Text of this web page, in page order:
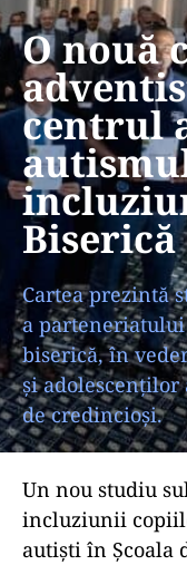
O nouă
centrul
Biserică
Cartea prezintă
a
biserică, în
și
de credincioși.
Un nou studiu
incluziunii
autiști în Școala